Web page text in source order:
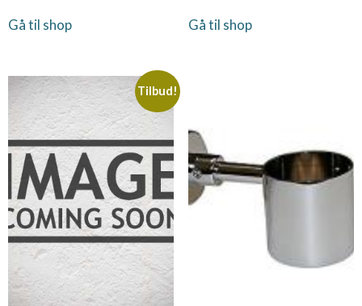
Gå til shop Gå til shop
Tilbud!